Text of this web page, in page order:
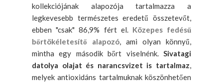
kollekciójának alapozója tartalmazza a
legkevesebb természetes eredetű összetevőt,
ebben "csak" 86,9% fért el. Közepes fedésű
bőrtökéletesítő alapozó, ami olyan könnyű,
mintha egy második bőrt viselnénk. Sivatagi
datolya olajat és narancsvizet is tartalmaz,
melyek antioxidáns tartalmuknak köszönhetően